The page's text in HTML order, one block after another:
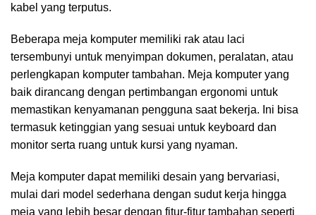
kabel yang terputus.
Beberapa meja komputer memiliki rak atau laci
tersembunyi untuk menyimpan dokumen, peralatan, atau
perlengkapan komputer tambahan. Meja komputer yang
baik dirancang dengan pertimbangan ergonomi untuk
memastikan kenyamanan pengguna saat bekerja. Ini bisa
termasuk ketinggian yang sesuai untuk keyboard dan
monitor serta ruang untuk kursi yang nyaman.
Meja komputer dapat memiliki desain yang bervariasi,
mulai dari model sederhana dengan sudut kerja hingga
meja yang lebih besar dengan fitur-fitur tambahan seperti